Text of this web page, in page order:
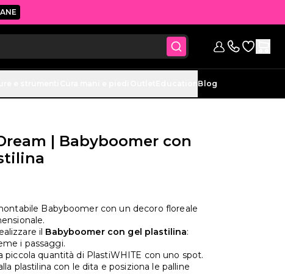
Vai alla
Blog
| Babyboomer con
Babyboomer con un decoro floreale
il Babyboomer con gel plastilina:
i passaggi.
piccola quantità di PlastiWHITE con uno spot.
plastilina con le dita e posiziona le palline